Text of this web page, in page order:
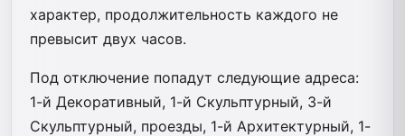
характер, продолжительность каждого не
превысит двух часов.
Под отключение попадут следующие адреса:
1-й Декоративный, 1-й Скульптурный, 3-й
Скульптурный, проезды, 1-й Архитектурный, 1-